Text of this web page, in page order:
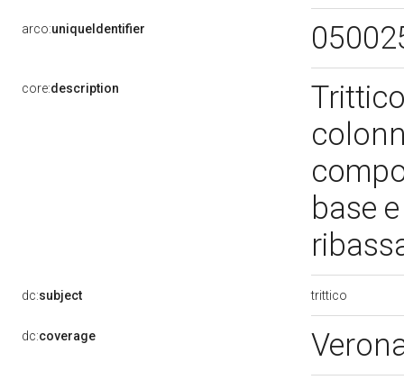
arco:uniqueIdentifier
core:description
base
dc:subject trittico
dc:coverage